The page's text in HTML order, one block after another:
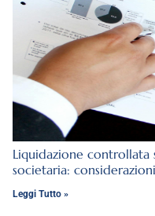
Liquidazione controllata
societaria:
Leggi Tutto »